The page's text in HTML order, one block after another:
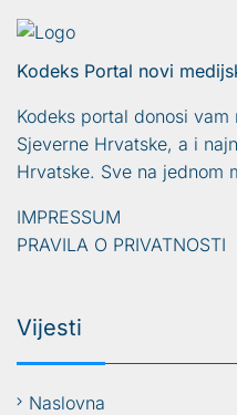
Kodeks Portal novi
Kodeks portal donosi
Sjeverne Hrvatske, a i
Hrvatske. Sve na jednom
IMPRESSUM
PRAVILA O PRIVATNOSTI
Vijesti
Naslovna